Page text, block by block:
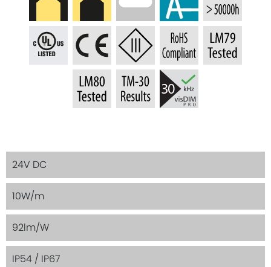
24V DC
10W/m
92lm/W
IP54 / IP67